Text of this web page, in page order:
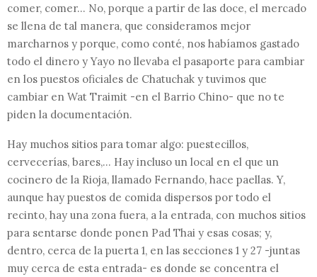
comer, comer… No, porque a partir de las doce, el mercado
se llena de tal manera, que consideramos mejor
marcharnos y porque, como conté, nos habíamos gastado
todo el dinero y Yayo no llevaba el pasaporte para cambiar
en los puestos oficiales de Chatuchak y tuvimos que
cambiar en Wat Traimit -en el Barrio Chino- que no te
piden la documentación.
Hay muchos sitios para tomar algo: puestecillos,
cervecerías, bares,… Hay incluso un local en el que un
cocinero de la Rioja, llamado Fernando, hace paellas. Y,
aunque hay puestos de comida dispersos por todo el
recinto, hay una zona fuera, a la entrada, con muchos sitios
para sentarse donde ponen Pad Thai y esas cosas; y,
dentro, cerca de la puerta 1, en las secciones 1 y 27 -juntas
muy cerca de esta entrada- es donde se concentra el